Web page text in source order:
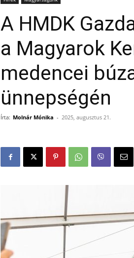
A HMDK
a Magyarok
medencei
ünnepségén
Írta: Molnár Mónika - 2025, augusztus 21.